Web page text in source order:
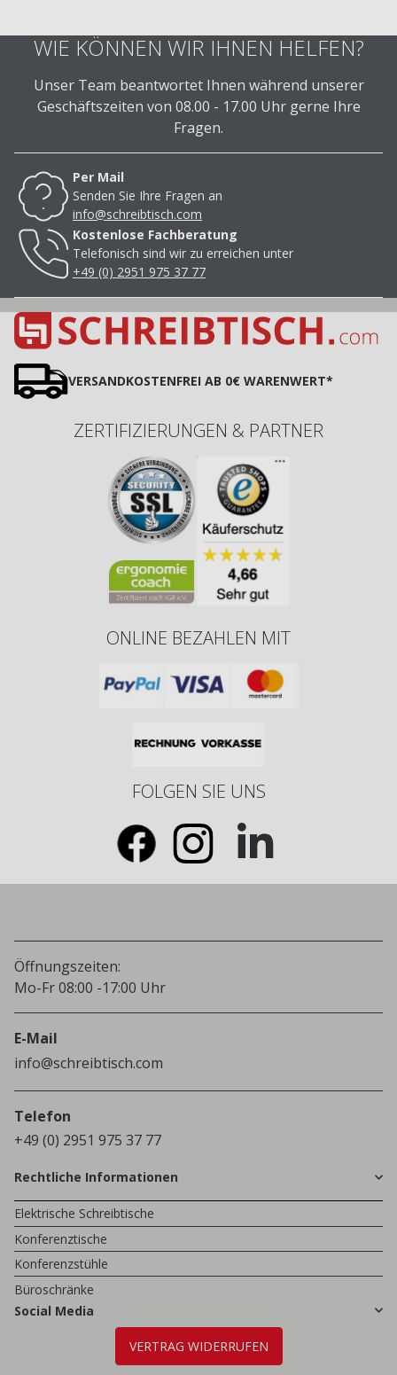
WIE KÖNNEN WIR IHNEN HELFEN?
Unser Team beantwortet Ihnen während unserer
Geschäftszeiten von 08.00 - 17.00 Uhr gerne Ihre
Fragen.
Per Mail
Senden Sie Ihre Fragen an
info@schreibtisch.com
Kostenlose Fachberatung
Telefonisch sind wir zu erreichen unter
+49 (0) 2951 975 37 77
VERSANDKOSTENFREI AB 0€ WARENWERT*
ZERTIFIZIERUNGEN & PARTNER
ONLINE BEZAHLEN MIT
FOLGEN SIE UNS
Öffnungszeiten:
Mo-Fr 08:00 -17:00 Uhr
E-Mail
info@schreibtisch.com
Telefon
+49 (0) 2951 975 37 77
Rechtliche Informationen
Elektrische Schreibtische
Konferenztische
Konferenzstühle
Büroschränke
Social Media
VERTRAG WIDERRUFEN